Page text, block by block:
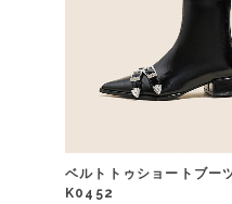
ベルトトゥショートブー
K0452